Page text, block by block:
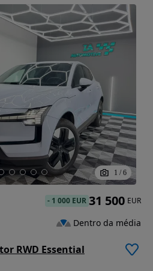
1 / 6
RWD Essential
- 1 000 EUR 31 500 EUR
Dentro da média